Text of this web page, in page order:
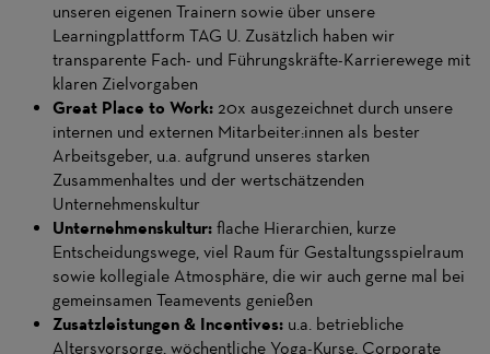
unseren eigenen Trainern sowie über unsere
Learningplattform TAG U. Zusätzlich haben wir
transparente Fach- und Führungskräfte-Karrierewege mit
klaren Zielvorgaben
Great Place to Work: 20x ausgezeichnet durch unsere
internen und externen Mitarbeiter:innen als bester
Arbeitsgeber, u.a. aufgrund unseres starken
Zusammenhaltes und der wertschätzenden
Unternehmenskultur
Unternehmenskultur: flache Hierarchien, kurze
Entscheidungswege, viel Raum für Gestaltungsspielraum
sowie kollegiale Atmosphäre, die wir auch gerne mal bei
gemeinsamen Teamevents genießen
Zusatzleistungen & Incentives: u.a. betriebliche
Altersvorsorge, wöchentliche Yoga-Kurse, Corporate